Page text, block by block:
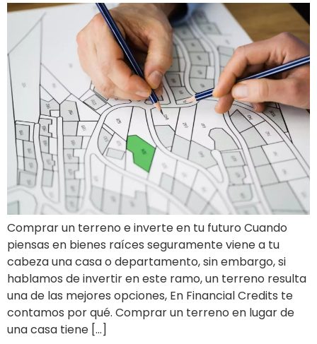
Comprar un terreno e inverte en tu futuro Cuando
piensas en bienes raíces seguramente viene a tu
cabeza una casa o departamento, sin embargo, si
hablamos de invertir en este ramo, un terreno resulta
una de las mejores opciones, En Financial Credits te
contamos por qué. Comprar un terreno en lugar de
una casa tiene […]